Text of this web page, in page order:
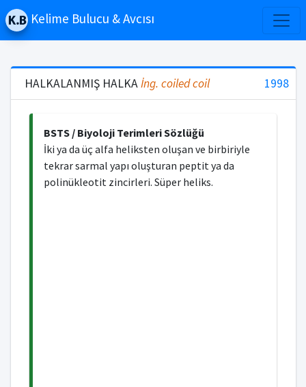
Kelime Bulucu & Avcısı
HALKALANMIŞ HALKAİng. coiled coil 1998
BSTS / Biyoloji Terimleri Sözlüğü
İki ya da üç alfa heliksten oluşan ve birbiriyle
tekrar sarmal yapı oluşturan peptit ya da
polinükleotit zincirleri. Süper heliks.